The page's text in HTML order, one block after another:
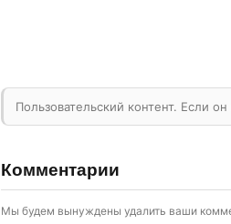
Пользовательский контент. Если
Комментарии
Мы будем вынуждены удалить ваши